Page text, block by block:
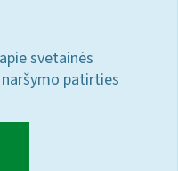
svetainės
patirties